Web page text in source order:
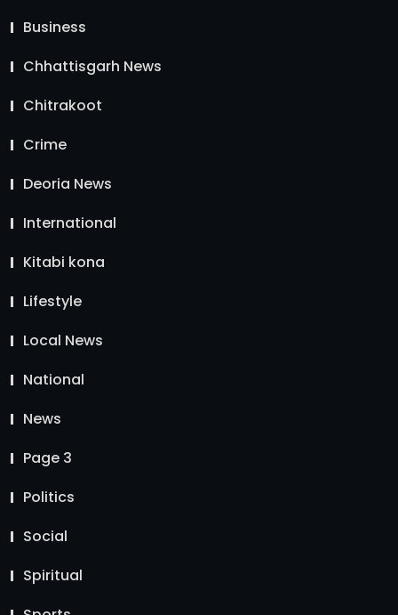
Business
Chhattisgarh News
Chitrakoot
Crime
Deoria News
International
Kitabi kona
Lifestyle
Local News
National
News
Page 3
Politics
Social
Spiritual